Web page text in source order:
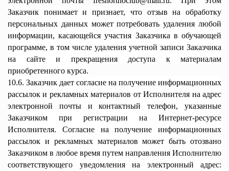
Заказчик понимает и признает, что отзыв на обработку
персональных данных может потребовать удаления любой
информации, касающейся участия Заказчика в обучающей
программе, в том числе удаления учетной записи Заказчика
на сайте и прекращения доступа к материалам
приобретенного курса.
10.6. Заказчик дает согласие на получение информационных
рассылок и рекламных материалов от Исполнителя на адрес
электронной почты и контактный телефон, указанные
Заказчиком при регистрации на Интернет-ресурсе
Исполнителя. Согласие на получение информационных
рассылок и рекламных материалов может быть отозвано
Заказчиком в любое время путем направления Исполнителю
соответствующего уведомления на электронный адрес: